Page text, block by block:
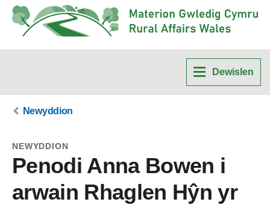
Dewislen
Newyddion
NEWYDDION
Penodi Anna Bowen i
arwain Rhaglen Hŷn yr